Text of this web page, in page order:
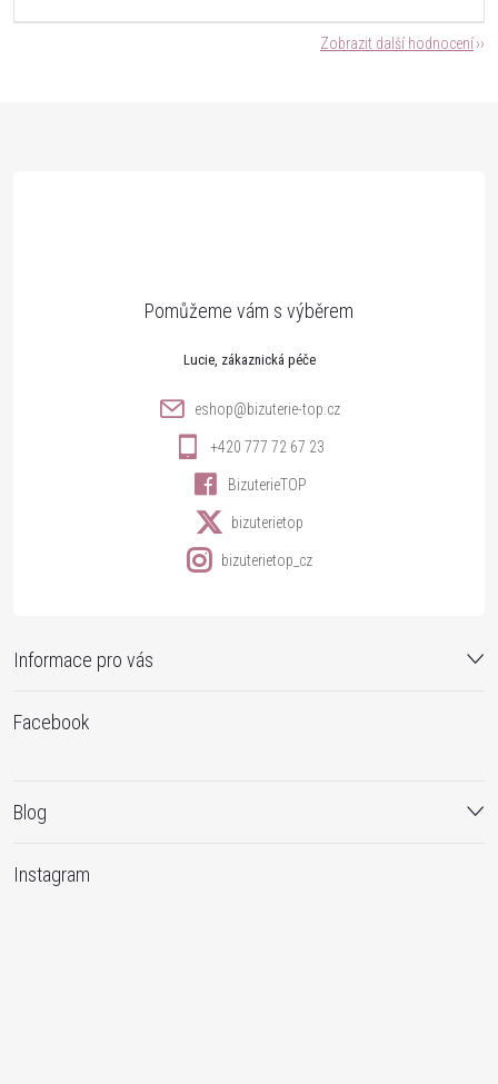
Zobrazit další hodnocení
Informace pro vás
Lucie
eshop@bizuterie-top.cz
+420 777 72 67 23
BizuterieTOP
bizuterietop
bizuterietop_cz
Facebook
Blog
Instagram